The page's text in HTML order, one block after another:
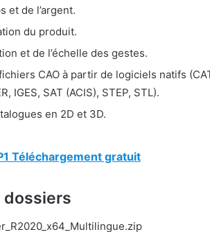
et de l’argent.
du produit.
et de l’échelle des gestes.
CAO à partir de logiciels natifs
IGES, SAT (ACIS), STEP, STL).
en 2D et 3D.
Téléchargement gratuit
dossiers